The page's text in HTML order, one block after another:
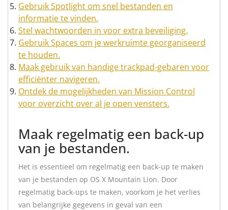
Gebruik Spotlight om snel bestanden en
informatie te vinden.
Stel wachtwoorden in voor extra beveiliging.
Gebruik Spaces om je werkruimte georganiseerd
te houden.
Maak gebruik van handige trackpad-gebaren voor
efficiënter navigeren.
Ontdek de mogelijkheden van Mission Control
voor overzicht over al je open vensters.
Maak regelmatig een back-up
van je bestanden.
Het is essentieel om regelmatig een back-up te maken
van je bestanden op OS X Mountain Lion. Door
regelmatig back-ups te maken, voorkom je het verlies
van belangrijke gegevens in geval van een